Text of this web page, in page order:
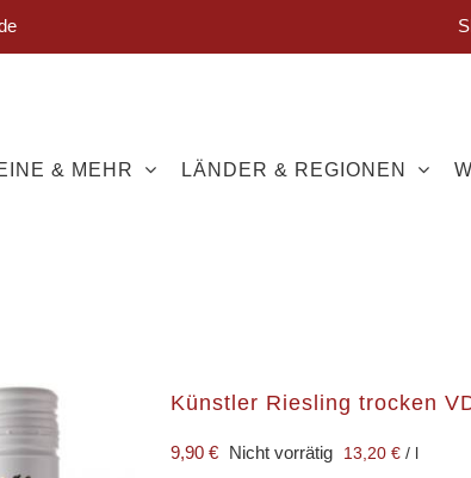
& MEHR LÄNDER & REGIONEN
Künstler Riesling trocken
9,90 € Nicht vorrätig 13,20 €/